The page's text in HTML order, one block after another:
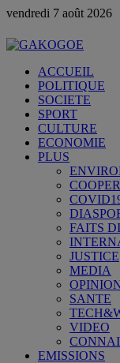
vendredi 7 août 2026
ACCUEIL
POLITIQUE
SOCIETE
SPORT
CULTURE
ECONOMIE
PLUS
FAITS
JUSTICE
MEDIA
SANTE
VIDEO
EMISSIONS